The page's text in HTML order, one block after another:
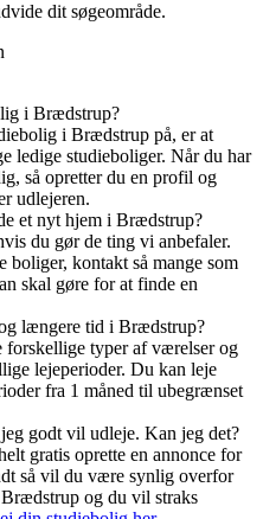
dit søgeområde.
i Brædstrup?
i Brædstrup på, er at
ledige studieboliger. Når du har
så opretter du en profil og
udlejeren.
et nyt hjem i Brædstrup?
du gør de ting vi anbefaler.
kontakt så mange som
skal gøre for at finde en
længere tid i Brædstrup?
forskellige typer af værelser og
lejeperioder. Du kan leje
fra 1 måned til ubegrænset
godt vil udleje. Kan jeg det?
gratis oprette en annonce for
så vil du være synlig overfor
og du vil straks